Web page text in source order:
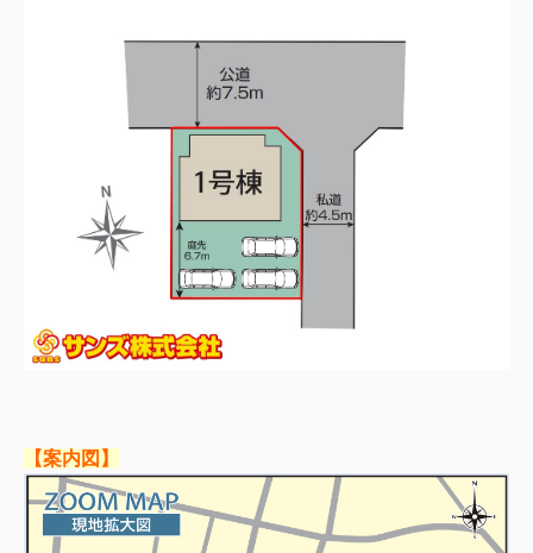
【案内図】